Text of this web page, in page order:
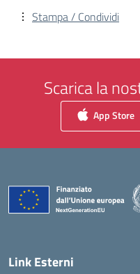
Stampa / Condividi
Scarica la
App Store
Link Esterni